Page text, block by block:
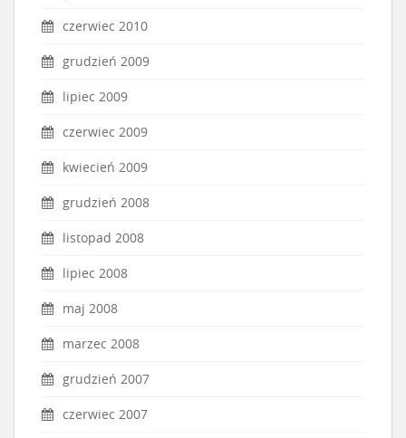
czerwiec 2010
grudzień 2009
lipiec 2009
czerwiec 2009
kwiecień 2009
grudzień 2008
listopad 2008
lipiec 2008
maj 2008
marzec 2008
grudzień 2007
czerwiec 2007